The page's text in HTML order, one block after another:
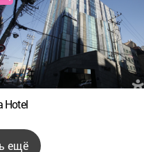
Hotel
ещё